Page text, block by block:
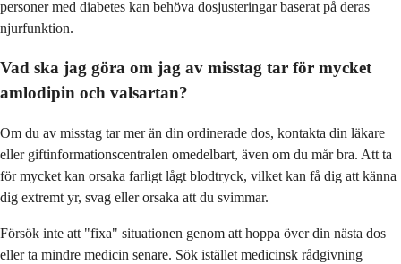
personer med diabetes kan behöva dosjusteringar baserat på deras
njurfunktion.
Vad ska jag göra om jag av misstag tar för mycket
amlodipin och valsartan?
Om du av misstag tar mer än din ordinerade dos, kontakta din läkare
eller giftinformationscentralen omedelbart, även om du mår bra. Att ta
för mycket kan orsaka farligt lågt blodtryck, vilket kan få dig att känna
dig extremt yr, svag eller orsaka att du svimmar.
Försök inte att "fixa" situationen genom att hoppa över din nästa dos
eller ta mindre medicin senare. Sök istället medicinsk rådgivning